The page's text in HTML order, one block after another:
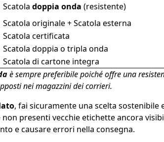
Scatola doppia onda (resistente)
Scatola originale + Scatola esterna
Scatola certificata
Scatola doppia o tripla onda
Scatola di cartone integra
è sempre preferibile poiché offre una
nei magazzini dei corrieri.
, fai sicuramente una scelta
presenti vecchie etichette ancora
e causare errori nella consegna.